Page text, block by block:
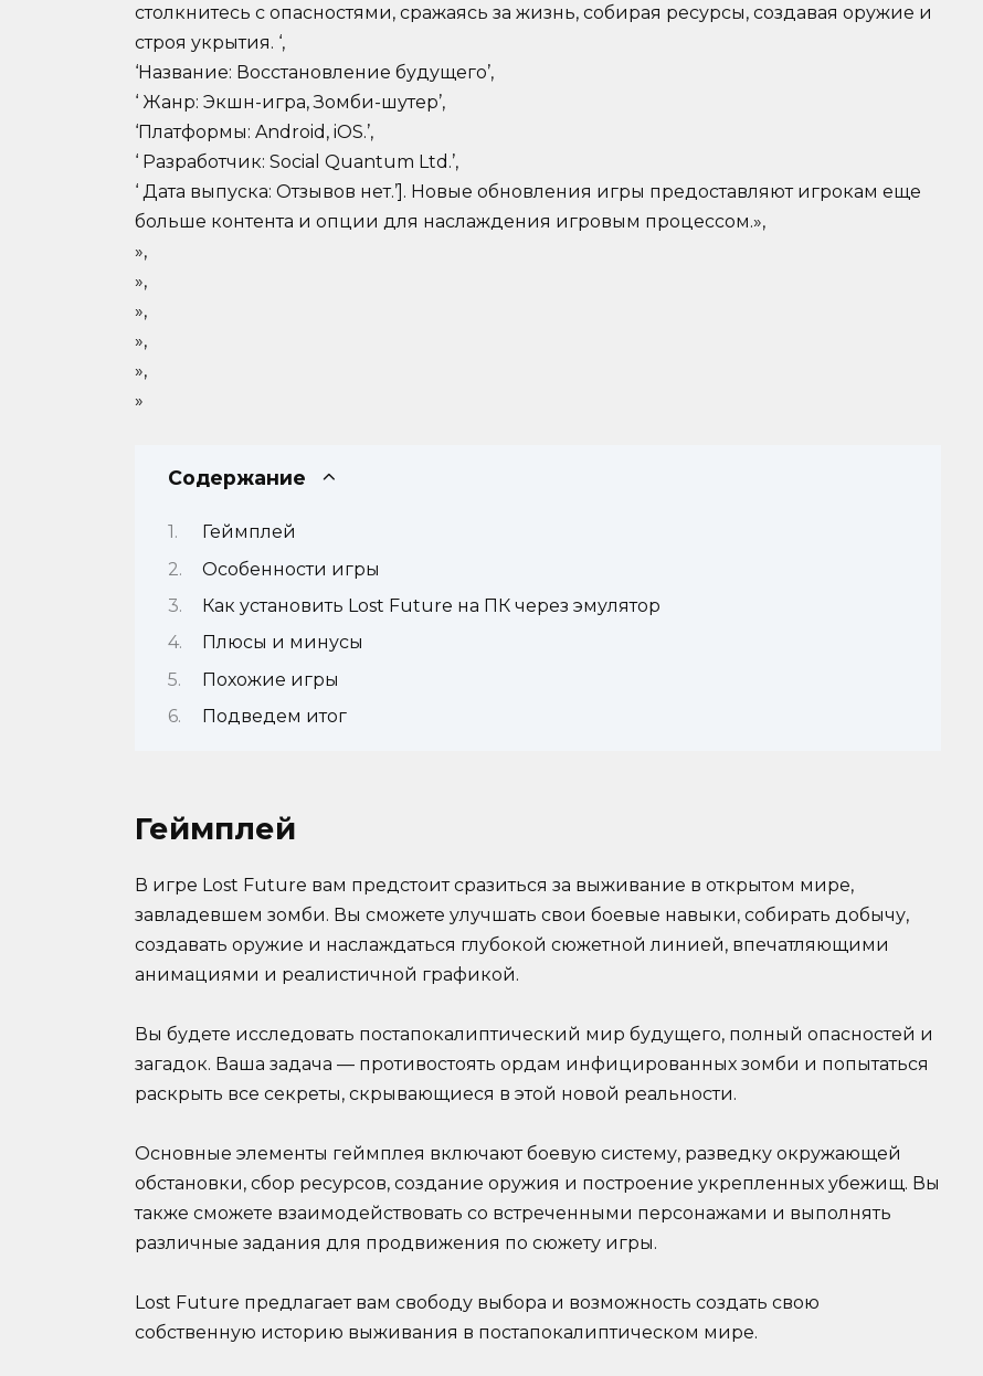
столкнитесь с опасностями, сражаясь за жизнь, собирая ресурсы, создавая оружие и
строя укрытия. ‘,
‘Название: Восстановление будущего’,
‘ Жанр: Экшн-игра, Зомби-шутер’,
‘Платформы: Android, iOS.’,
‘ Разработчик: Social Quantum Ltd.’,
‘ Дата выпуска: Отзывов нет.’]. Новые обновления игры предоставляют игрокам еще
больше контента и опции для наслаждения игровым процессом.»,
»,
»,
»,
»,
»,
»
Содержание
Геймплей
Особенности игры
Как установить Lost Future на ПК через эмулятор
Плюсы и минусы
Похожие игры
Подведем итог
Геймплей
В игре Lost Future вам предстоит сразиться за выживание в открытом мире,
завладевшем зомби. Вы сможете улучшать свои боевые навыки, собирать добычу,
создавать оружие и наслаждаться глубокой сюжетной линией, впечатляющими
анимациями и реалистичной графикой.
Вы будете исследовать постапокалиптический мир будущего, полный опасностей и
загадок. Ваша задача — противостоять ордам инфицированных зомби и попытаться
раскрыть все секреты, скрывающиеся в этой новой реальности.
Основные элементы геймплея включают боевую систему, разведку окружающей
обстановки, сбор ресурсов, создание оружия и построение укрепленных убежищ. Вы
также сможете взаимодействовать со встреченными персонажами и выполнять
различные задания для продвижения по сюжету игры.
Lost Future предлагает вам свободу выбора и возможность создать свою
собственную историю выживания в постапокалиптическом мире.